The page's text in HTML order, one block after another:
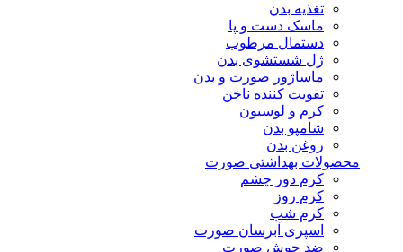
تغذیه بدن
ماسک دست و پا
دستمال مرطوب
ژل شستشوی بدن
ماساژور صورت و بدن
تقویت کننده ناخن
کرم و لوسیون
شامپو بدن
روغن بدن
محصولات بهداشتی صورت
کرم دور چشم
کرم روز
کرم شب
اسپری آبرسان صورت
ضد جوش صورت